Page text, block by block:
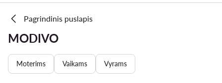
Pagrindinis puslapis
MODIVO
Moterims Vaikams Vyrams